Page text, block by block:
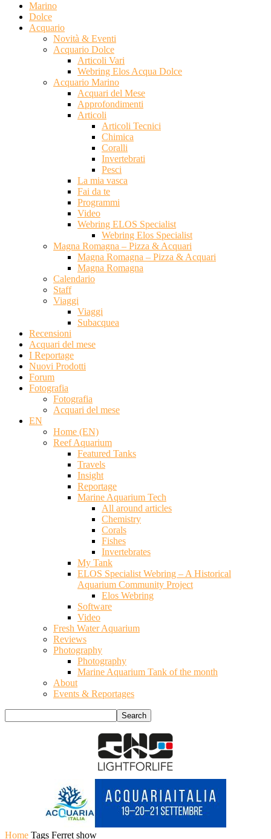
Marino
Dolce
Acquario
Novità & Eventi
Acquario Dolce
Articoli Vari
Webring Elos Acqua Dolce
Acquario Marino
Acquari del Mese
Approfondimenti
Articoli
Articoli Tecnici
Chimica
Coralli
Invertebrati
Pesci
La mia vasca
Fai da te
Programmi
Video
Webring ELOS Specialist
Webring Elos Specialist
Magna Romagna – Pizza & Acquari
Magna Romagna – Pizza & Acquari
Magna Romagna
Calendario
Staff
Viaggi
Viaggi
Subacquea
Recensioni
Acquari del mese
I Reportage
Nuovi Prodotti
Forum
Fotografia
Fotografia
Acquari del mese
EN
Home (EN)
Reef Aquarium
Featured Tanks
Travels
Insight
Reportage
Marine Aquarium Tech
All around articles
Chemistry
Corals
Fishes
Invertebrates
My Tank
ELOS Specialist Webring – A Historical
Aquarium Community Project
Elos Webring
Software
Video
Fresh Water Aquarium
Reviews
Photography
Photography
Marine Aquarium Tank of the month
About
Events & Reportages
Home Tags Ferret show